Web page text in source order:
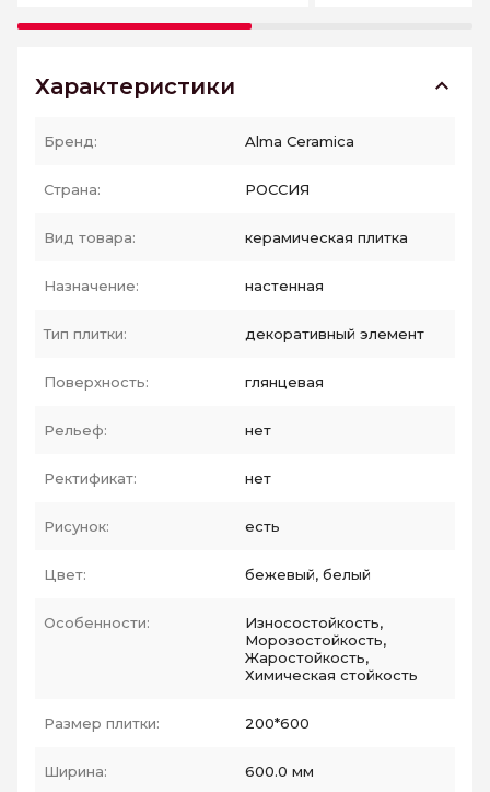
Характеристики
Бренд: Alma Ceramica
Страна: РОССИЯ
Вид товара: керамическая плитка
Назначение: настенная
Тип плитки: декоративный элемент
Поверхность: глянцевая
Рельеф: нет
Ректификат: нет
Рисунок: есть
Цвет: бежевый, белый
Особенности:
Износостойкость,
Морозостойкость,
Жаростойкость,
Химическая стойкость
Размер плитки: 200*600
Ширина: 600.0 мм